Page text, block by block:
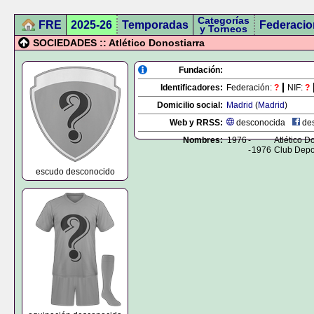
FRE 2025-26 Temporadas Categorías
y Torneos
SOCIEDADES :: Atlético Donostiarra
escudo desconocido
Fundación:
Identificadores: Federación: ? NIF: ?
Domicilio social: Madrid (Madrid)
Web y RRSS:
desconocida
Nombres: 1976-
Atlético
-1976 Club